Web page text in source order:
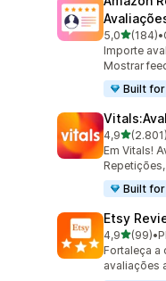
5,0de 5(184)
184 •
Importe
Mostrar
Built
4,9de 5(2.801)
2801
Em Vitals!
Built
Etsy
4,9de 5(99)
99 •
Fortaleça a
avaliações